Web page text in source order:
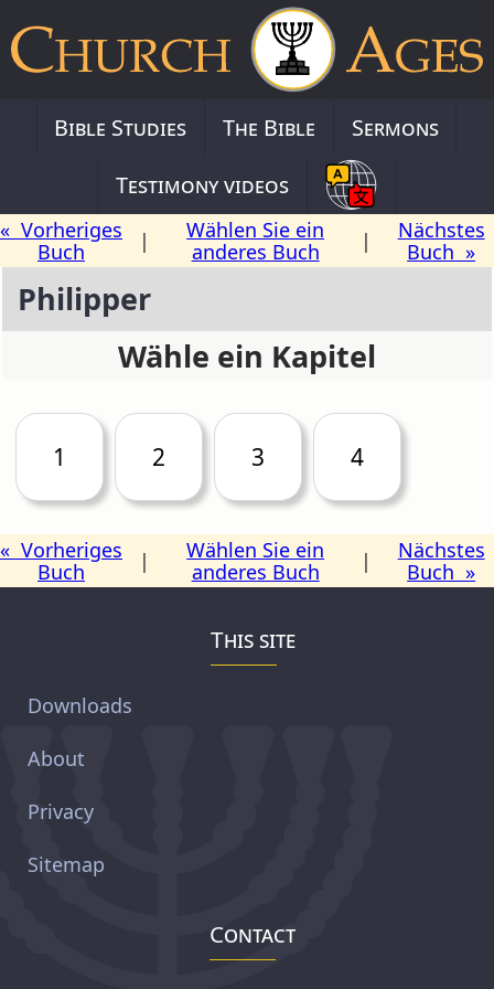
Bible Studies The Bible
Sermons
Testimony videos
« Vorheriges
Buch
|
Wählen Sie ein
anderes Buch
|
Nächstes
Buch »
Philipper
Wähle ein Kapitel
1 2 3 4
« Vorheriges
Buch
|
Wählen Sie ein
anderes Buch
|
Nächstes
Buch »
This site
Downloads
About
Privacy
Sitemap
Contact